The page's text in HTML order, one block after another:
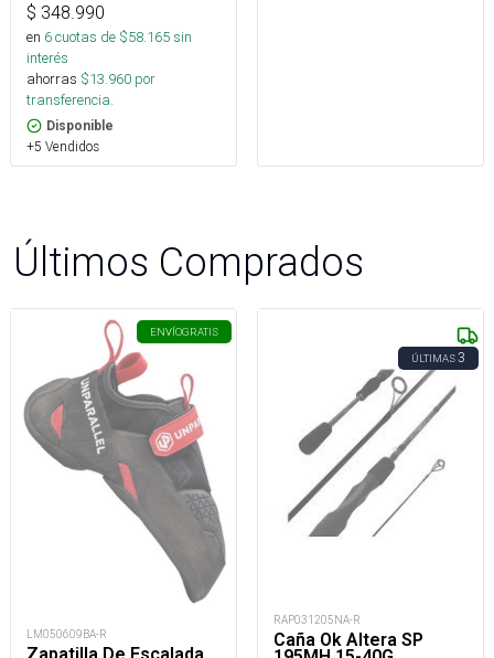
$ 348.990
en 6cuotas de $58.165sin
interés
ahorras $13.960 por
transferencia.
Disponible
+5 Vendidos
Últimos Comprados
ENVÍOGRATIS
LM050609BA-R
Zapatilla De Escalada
ÚLTIMAS3
RAP031205NA-R
Caña Ok Altera SP